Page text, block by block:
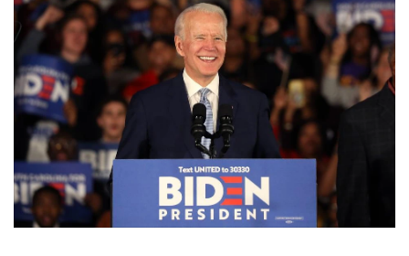
Good health & Well-being
•
Green Innovation & SD
• Management & HR
• MGR Live
Infographic
• การเมือง
• ท่องเที่ยว
• กีฬา